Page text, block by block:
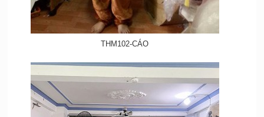
THM102-CÁO